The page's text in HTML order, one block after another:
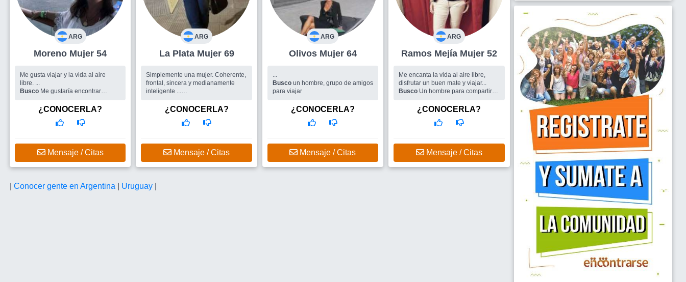
ARG
Moreno Mujer 54
Me gusta viajar y la vida al aire
libre. ...
Busco Me gustaría encontrar
¿CONOCERLA?
Mensaje / Citas
ARG
La Plata Mujer 69
Simplemente una mujer. Coherente,
frontal, sincera y medianamente
inteligente ...
una pareja¿CONOCERLA?
Mensaje / Citas
ARG
Olivos Mujer 64
...
Busco un hombre, grupo de amigos
para viajar
¿CONOCERLA?
Mensaje / Citas
ARG
Ramos Mejía Mujer 52
Me encanta la vida al aire libre,
disfrutar un buen mate y viajar...
Busco Un hombre para compartir
¿CONOCERLA?
Mensaje / Citas
Conocer gente en Argentina Uruguay